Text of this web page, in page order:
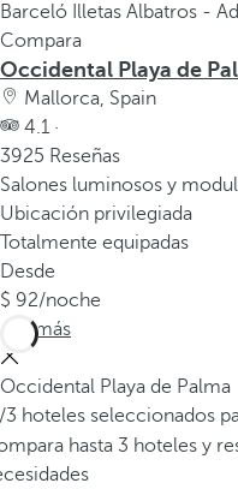
n
t
a
n
a
e
m
e
r
g
e
t
e
.
Barceló Illetas Albatros -
Compara
Occidental Playa de
Mallorca, Spain
4.1 ·
3925 Reseñas
Salones luminosos y
Ubicación privilegiada
Totalmente equipadas
Desde
92/noche
Ver más
Occidental Playa de Palma
/3 hoteles seleccionados
hasta 3 hoteles y